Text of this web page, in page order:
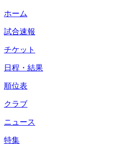
ホーム
試合速報
チケット
日程・結果
順位表
クラブ
ニュース
特集